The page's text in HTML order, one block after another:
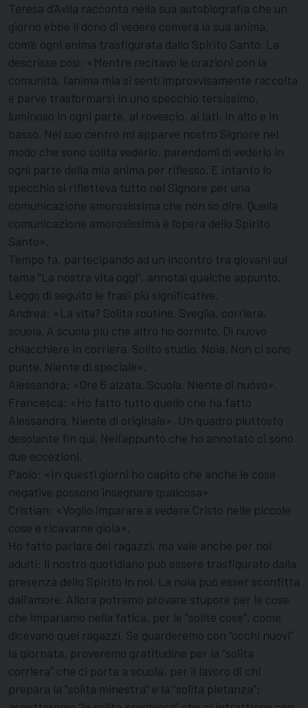
Teresa d’Avila racconta nella sua autobiografia che un
giorno ebbe il dono di vedere com’era la sua anima,
com’è ogni anima trasfigurata dallo Spirito Santo. La
descrisse così: «Mentre recitavo le orazioni con la
comunità, l’anima mia si sentì improvvisamente raccolta
e parve trasformarsi in uno specchio tersissimo,
luminoso in ogni parte, al rovescio, ai lati, in alto e in
basso. Nel suo centro mi apparve nostro Signore nel
modo che sono solita vederlo, parendomi di vederlo in
ogni parte della mia anima per riflesso. E intanto lo
specchio si rifletteva tutto nel Signore per una
comunicazione amorosissima che non so dire. Quella
comunicazione amorosissima è l’opera dello Spirito
Santo».
Tempo fa, partecipando ad un incontro tra giovani sul
tema “La nostra vita oggi”, annotai qualche appunto.
Leggo di seguito le frasi più significative.
Andrea: «La vita? Solita routine. Sveglia, corriera,
scuola. A scuola più che altro ho dormito. Di nuovo
chiacchiere in corriera. Solito studio. Noia. Non ci sono
punte. Niente di speciale».
Alessandra: «Ore 6 alzata. Scuola. Niente di nuovo».
Francesca: «Ho fatto tutto quello che ha fatto
Alessandra. Niente di originale». Un quadro piuttosto
desolante fin qui. Nell’appunto che ho annotato ci sono
due eccezioni.
Paolo: «In questi giorni ho capito che anche le cose
negative possono insegnare qualcosa».
Cristian: «Voglio imparare a vedere Cristo nelle piccole
cose e ricavarne gioia».
Ho fatto parlare dei ragazzi, ma vale anche per noi
adulti: il nostro quotidiano può essere trasfigurato dalla
presenza dello Spirito in noi. La noia può esser sconfitta
dall’amore. Allora potremo provare stupore per le cose
che impariamo nella fatica, per le “solite cose”, come
dicevano quei ragazzi. Se guarderemo con “occhi nuovi”
la giornata, proveremo gratitudine per la “solita
corriera” che ci porta a scuola, per il lavoro di chi
prepara la “solita minestra” e la “solita pietanza”;